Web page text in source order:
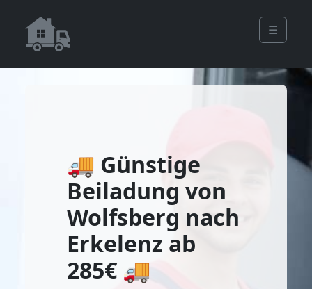
☰
🚚 Günstige
Beiladung von
Wolfsberg nach
Erkelenz ab
285€ 🚚